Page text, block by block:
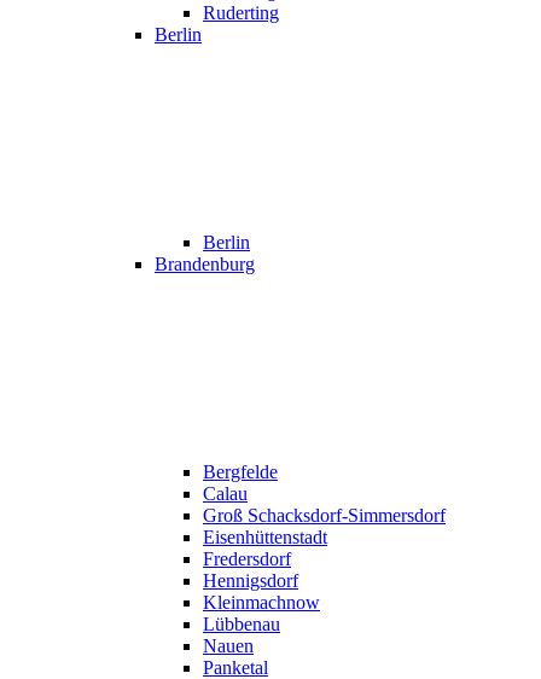
Ruderting
Berlin
Berlin
Brandenburg
Bergfelde
Calau
Groß Schacksdorf-Simmersdorf
Eisenhüttenstadt
Fredersdorf
Hennigsdorf
Kleinmachnow
Lübbenau
Nauen
Panketal